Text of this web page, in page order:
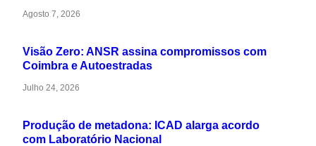
Agosto 7, 2026
Visão Zero: ANSR assina compromissos com
Coimbra e Autoestradas
Julho 24, 2026
Produção de metadona: ICAD alarga acordo
com Laboratório Nacional